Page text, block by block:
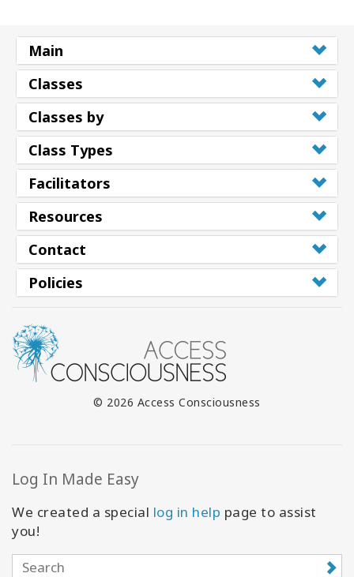
Main
Classes
Classes by
Class Types
Facilitators
Resources
Contact
Policies
© 2026 Access Consciousness
Log In Made Easy
We created a special log in help page to assist
you!